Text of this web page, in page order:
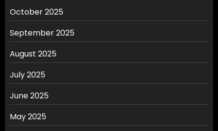
October 2025
September 2025
August 2025
July 2025
June 2025
May 2025